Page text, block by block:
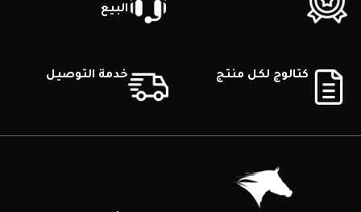
البيع
كتالوج لكل منتج خدمة التوصيل